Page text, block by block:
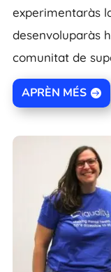
experimentaràs
desenvoluparàs
comunitat de
APRÈN MÉS